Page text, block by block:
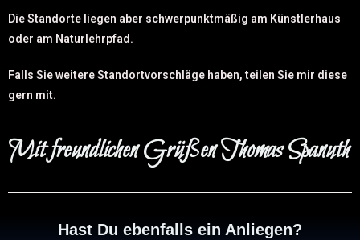
Die Standorte liegen aber schwerpunktmäßig am Künstlerhaus
oder am Naturlehrpfad.
Falls Sie weitere Standortvorschläge haben, teilen Sie mir diese
gern mit.
Mit freundlichen Grüßen Thomas Spanuth
Hast Du ebenfalls ein Anliegen?